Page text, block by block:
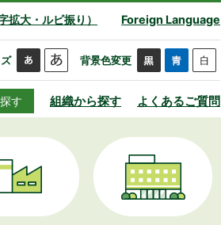
拡大・ルビ振り） Foreign Language
背景色変更
す 組織から探す よくあるご質問